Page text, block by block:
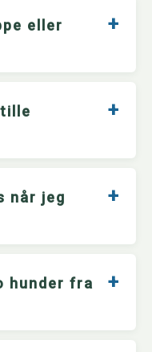
eller
+
+
når jeg
+
hunder fra
+